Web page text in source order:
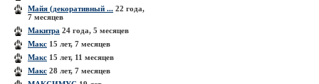
Майя (декоративный ... 22 года,
7 месяцев
Макитра 24 года, 5 месяцев
Макс 15 лет, 7 месяцев
Макс 15 лет, 11 месяцев
Макс 28 лет, 7 месяцев